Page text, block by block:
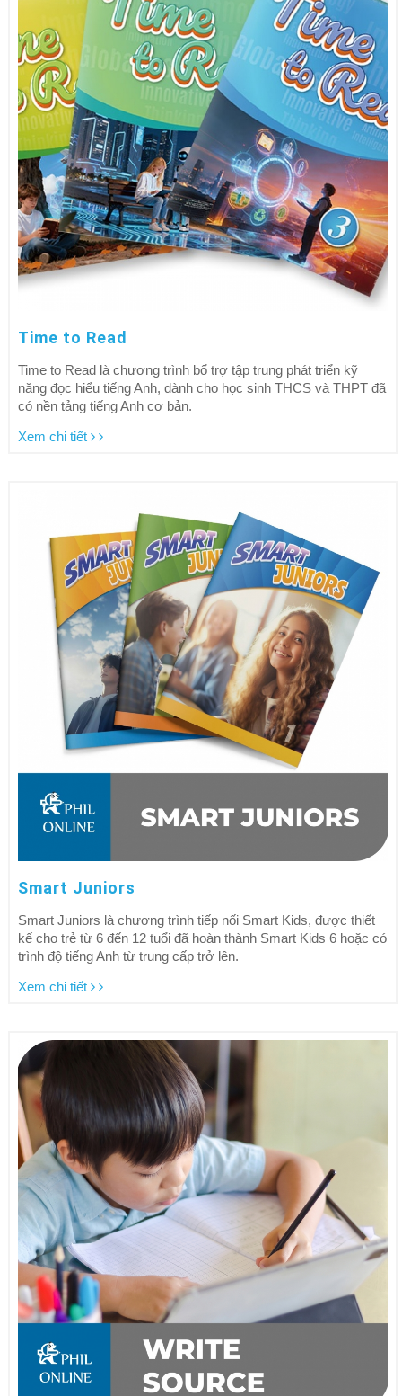
Time to Read
Time to Read là chương trình bổ trợ tập trung phát triển kỹ
năng đọc hiểu tiếng Anh, dành cho học sinh THCS và THPT đã
có nền tảng tiếng Anh cơ bản.
Xem chi tiết
Smart Juniors
Smart Juniors là chương trình tiếp nối Smart Kids, được thiết
kế cho trẻ từ 6 đến 12 tuổi đã hoàn thành Smart Kids 6 hoặc có
trình độ tiếng Anh từ trung cấp trở lên.
Xem chi tiết